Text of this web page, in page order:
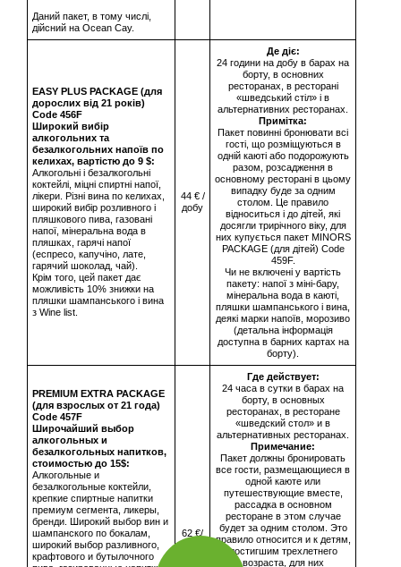
Даний пакет, в тому числі,
дійсний на Ocean Cay.
EASY PLUS PACKAGE (для
дорослих від 21 років)
Сode 456F
Широкий вибір
алкогольних та
безалкогольних напоїв по
келихах, вартістю до 9 $:
Алкогольні і безалкогольні
коктейлі, міцні спиртні напої,
лікери. Різні вина по келихах,
широкий вибір розливного і
пляшкового пива, газовані
напої, мінеральна вода в
пляшках, гарячі напої
(еспресо, капучіно, лате,
гарячий шоколад, чай).
Крім того, цей пакет дає
можливість 10% знижки на
пляшки шампанського і вина
з Wine list.
44 € /
добу
Де діє:
24 години на добу в барах на
борту, в основних
ресторанах, в ресторані
«шведський стіл» і в
альтернативних ресторанах.
Примітка:
Пакет повинні бронювати всі
гості, що розміщуються в
одній каюті або подорожують
разом, розсадження в
основному ресторані в цьому
випадку буде за одним
столом. Це правило
відноситься і до дітей, які
досягли трирічного віку, для
них купується пакет MINORS
PACKAGE (для дітей) Code
459F.
Чи не включені у вартість
пакету: напої з міні-бару,
мінеральна вода в каюті,
пляшки шампанського і вина,
деякі марки напоїв, морозиво
(детальна інформація
доступна в барних картах на
борту).
PREMIUM EXTRA PACKAGE
(для взрослых от 21 года)
Сode 457F
Широчайший выбор
алкогольных и
безалкогольных напитков,
стоимостью до 15$:
Алкогольные и
безалкогольные коктейли,
крепкие спиртные напитки
премиум сегмента, ликеры,
бренди. Широкий выбор вин и
шампанского по бокалам,
широкий выбор разливного,
крафтового и бутылочного
62 €/
сутки
Где действует:
24 часа в сутки в барах на
борту, в основных
ресторанах, в ресторане
«шведский стол» и в
альтернативных ресторанах.
Примечание:
Пакет должны бронировать
все гости, размещающиеся в
одной каюте или
путешествующие вместе,
рассадка в основном
ресторане в этом случае
будет за одним столом. Это
правило относится и к детям,
достигшим трехлетнего
возраста, для них